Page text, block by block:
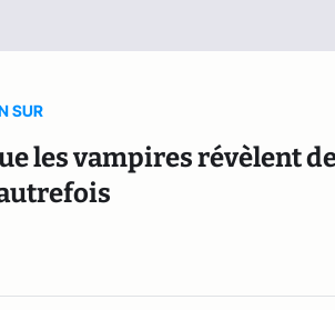
SUR
les vampires révèlent